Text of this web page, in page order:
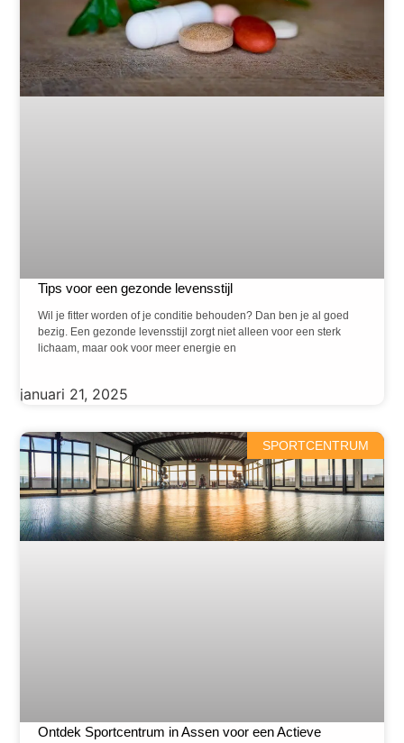
Tips voor een gezonde levensstijl
Wil je fitter worden of je conditie behouden? Dan ben je al goed
bezig. Een gezonde levensstijl zorgt niet alleen voor een sterk
lichaam, maar ook voor meer energie en
januari 21, 2025
SPORTCENTRUM
Ontdek Sportcentrum in Assen voor een Actieve